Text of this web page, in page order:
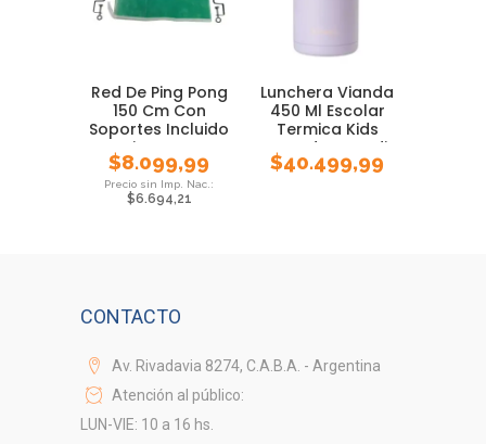
Red De Ping Pong
150 Cm Con
Soportes Incluido
Tenis De Mesa
$8.099,99
$6.694,21
Lunchera Vianda
450 Ml Escolar
Termica Kids
Waterdog Foodie
$40.499,99
CONTACTO
Av. Rivadavia 8274, C.A.B.A. - Argentina
Atención al público:
LUN-VIE: 10 a 16 hs.